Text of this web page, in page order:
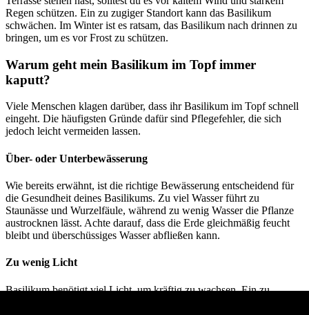
Regen schützen. Ein zu zugiger Standort kann das Basilikum
schwächen. Im Winter ist es ratsam, das Basilikum nach drinnen zu
bringen, um es vor Frost zu schützen.
Warum geht mein Basilikum im Topf immer
kaputt?
Viele Menschen klagen darüber, dass ihr Basilikum im Topf schnell
eingeht. Die häufigsten Gründe dafür sind Pflegefehler, die sich
jedoch leicht vermeiden lassen.
Über- oder Unterbewässerung
Wie bereits erwähnt, ist die richtige Bewässerung entscheidend für
die Gesundheit deines Basilikums. Zu viel Wasser führt zu
Staunässe und Wurzelfäule, während zu wenig Wasser die Pflanze
austrocknen lässt. Achte darauf, dass die Erde gleichmäßig feucht
bleibt und überschüssiges Wasser abfließen kann.
Zu wenig Licht
Basilikum benötigt viel Licht, um kräftig zu wachsen. Ein zu